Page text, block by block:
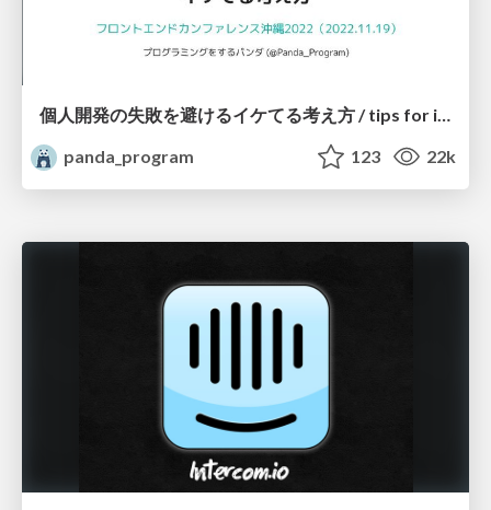
個人開発の失敗を避けるイケてる考え方 / tips for indie hackers
panda_program
123 22k